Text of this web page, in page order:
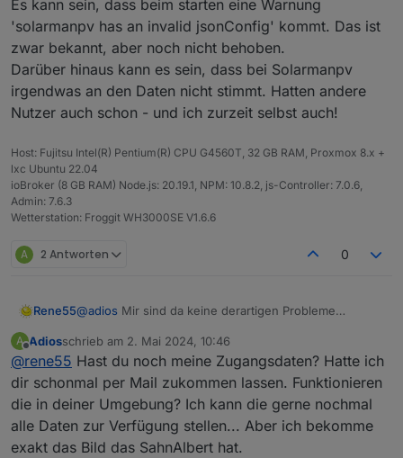
ich habe einen Deye Wechselrichter DEYE SUN-
12K-SG04LP3-EU und ein Microwechselrichter
Bosswerk 600
beide sind in der Solarmanpv Weboberfläche
Habe die app_id und app_secret von
Wenn ich meine credentials in den
Adaptereinstellungen eintrage (Firmenname lasse
ich leer) erhalte ich beim Speichern einen PopUp
beim nächsten öffnen der Adaptereinstellungen
sind alle Felder leer.
Was ist da los? Woran kann das liegen?
Ich habe seit November wohl keine Updates mehr von
der Anlage bekommen. Wenn ich den Adapter neu
konfigurieren möchte erhalte ich exakt den gleichen
Fehler. Ist dies schon behoben? Habe alle solarmanpv
sachen entfernt und neu installiert. Gleicher Fehler beim
eingeben der Daten.
Node.js:
v18.17.1
9.6.7
js-controller:
Es kann sein, dass beim starten eine Warnung
'solarmanpv has an invalid jsonConfig' kommt. Das ist
zwar bekannt, aber noch nicht behoben.
Darüber hinaus kann es sein, dass bei Solarmanpv
irgendwas an den Daten nicht stimmt. Hatten andere
Nutzer auch schon - und ich zurzeit selbst auch!
Host: Fujitsu Intel(R) Pentium(R) CPU G4560T, 32 GB RAM, Proxmox 8.x +
lxc Ubuntu 22.04
ioBroker (8 GB RAM) Node.js: 20.19.1, NPM: 10.8.2, js-Controller: 7.0.6,
Admin: 7.6.3
Wetterstation: Froggit WH3000SE V1.6.6
A 2 Antworten 0
Rene55@adios Mir sind da keine derartigen Probleme
Warnung 'solarmanpv has an invalid jsonConfig'
kommt. Das ist zwar bekannt, aber noch nicht
behoben.
Darüber hinaus kann es sein, dass bei Solarmanpv
irgendwas an den Daten nicht stimmt. Hatten andere
Nutzer auch schon - und ich zurzeit selbst auch!
A
Offline
Adiosschrieb am 2. Mai 2024, 10:46
zuletzt editiert von
@rene55 Hast du noch meine Zugangsdaten? Hatte ich
dir schonmal per Mail zukommen lassen. Funktionieren
die in deiner Umgebung? Ich kann die gerne nochmal
alle Daten zur Verfügung stellen... Aber ich bekomme
exakt das Bild das SahnAlbert hat.